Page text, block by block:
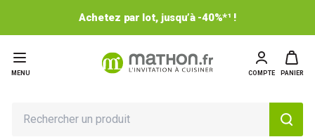
Achetez par lot, jusqu’à -40%*¹ !
MENU COMPTE PANIER